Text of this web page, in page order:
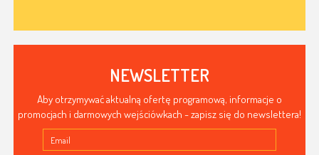
NEWSLETTER
Aby otrzymywać aktualną ofertę programową, informacje o
promocjach i darmowych wejściówkach - zapisz się do newslettera!